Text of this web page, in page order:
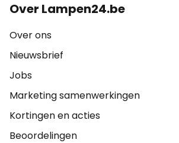
Over Lampen24.be
Over ons
Nieuwsbrief
Jobs
Marketing samenwerkingen
Kortingen en acties
Beoordelingen